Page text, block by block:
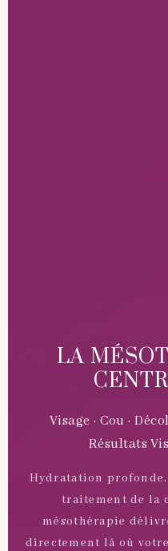
LA
Visage · Cou ·
Résultats
Hydratation
traitement de la
mésothérapie
directement là où